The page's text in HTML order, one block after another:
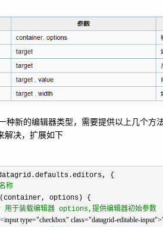
新的编辑器类型，需要提供以上几个方法
解决，扩展如下
称
于装载编辑器 options,提供编辑器初始参数
type="checkbox" class="datagrid-editable-input">'